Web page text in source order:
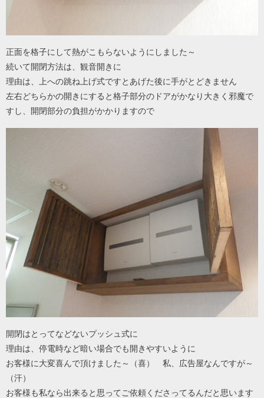
正面を格子にして熱がこもらないようにしました～
続いて開閉方法は、観音開きに
理由は、上への跳ね上げ式ですとあげた後に手がとどきません
左右どちらかの開きにすると格子部分のドアがかなり大きく邪魔で
すし、開閉部分の負担がかかりますので
開閉はとってなどないプッシュ式に
理由は、停電時など暗い場合でも開きやすいように
お客様に大変喜んで頂けました～（喜） 私、広告屋なんですが～
（汗）
お客様も私なら出来ると思ってご依頼くださってるんだと思います